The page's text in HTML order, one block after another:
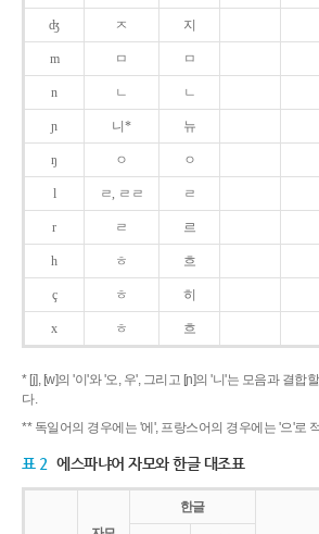
ʤ ㅈ 지
m ㅁ ㅁ
n ㄴ ㄴ
ɲ 니* 뉴
ŋ ㅇ ㅇ
l ㄹ, ㄹㄹ ㄹ
r ㄹ 르
h ㅎ 흐
ç ㅎ 히
x ㅎ 흐
* [j], [w]의 '이'와 '오, 우', 그리고 [ɲ]의 '니'는 모음과 결합
다.
** 독일어의 경우에는 '에', 프랑스어의 경우에는 '으'로
표 2 에스파냐어 자모와 한글 대조표
한글